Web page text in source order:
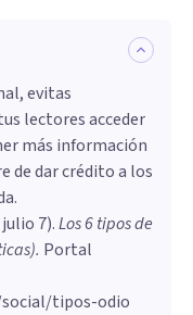
evitas
lectores acceder
más información
de dar crédito a los
julio 7).Los 6 tipos de
. Portal
tipos-odio